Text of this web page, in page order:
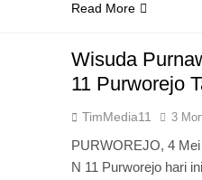
Read More
Wisuda
11 Purworejo
TimMedia11 3
PURWOREJO, 4
N 11 Purworejo hari